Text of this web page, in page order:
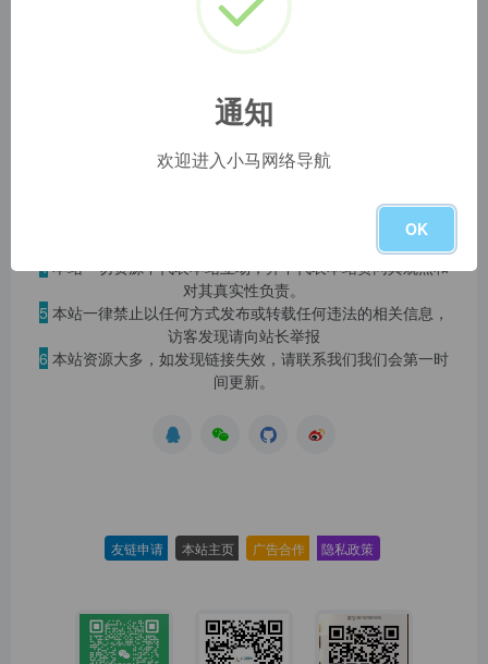
本网站名称： 小马网址导航
https://www.blog.szyyds.cn
本网站的文章部分内容可能来源于网络，仅供大家学习与参
进行删除处理。
4本站一切资源不代表本站立场，并不代表本站赞同其观点和
对其真实性负责。
5 本站一律禁止以任何方式发布或转载任何违法的相关信息，
访客发现请向站长举报
6 本站资源大多，如发现链接失效，请联系我们我们会第一时
间更新。
友链申请 本站主页 广告合作 隐私政策
通知
欢迎进入小马网络导航
OK